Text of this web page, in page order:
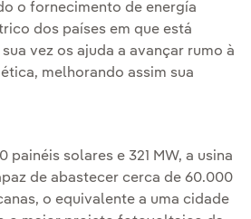
o fornecimento de energía
dos países em que está
vez os ajuda a avançar rumo à
melhorando assim sua
painéis solares e 321 MW, a usina
de abastecer cerca de 60.000
o equivalente a uma cidade